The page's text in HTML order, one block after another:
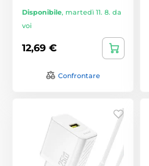
Disponibile, martedì 11. 8. da
voi
12,69 €
Confrontare